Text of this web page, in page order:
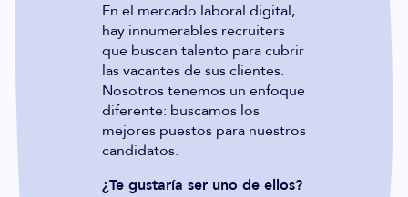
En el mercado laboral digital,
hay innumerables recruiters
que buscan talento para cubrir
las vacantes de sus clientes.
Nosotros tenemos un enfoque
diferente: buscamos los
mejores puestos para nuestros
candidatos.
¿Te gustaría ser uno de ellos?